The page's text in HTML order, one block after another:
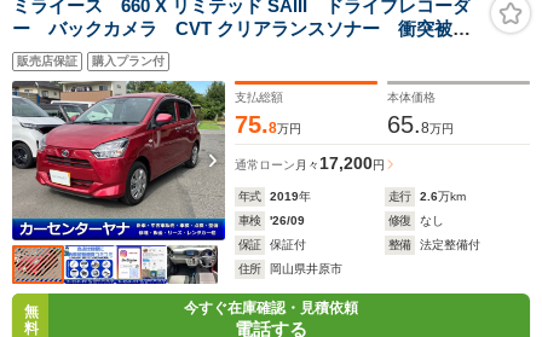
ミライース 660 X リミテッド SAIII ドライブレコーダ
ー バックカメラ CVT クリアランスソナー 衝突被害
軽減システム オートマチックハイビーム キーレスエ
ントリー アイドリングストップ 電動格納ミラー
ABS ESC CD USB
販売店保証 購入プラン付
支払総額
75.8万円
本体価格
65.8万円
通常ローン 月々17,200円
年式 2019年 走行 2.6万km
車検
'26/09 修復
なし
保証
保証付 整備
法定整備付
住所
岡山県井原市
無
料
今すぐ在庫確認・見積依頼
電話する